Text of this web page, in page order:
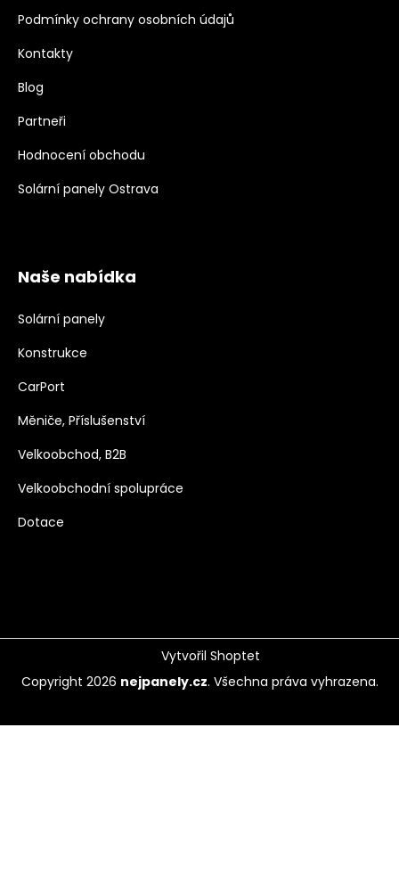
Podmínky ochrany osobních údajů
Kontakty
Blog
Partneři
Hodnocení obchodu
Solární panely Ostrava
Naše nabídka
Solární panely
Konstrukce
CarPort
Měniče, Příslušenství
Velkoobchod, B2B
Velkoobchodní spolupráce
Dotace
Vytvořil Shoptet
Copyright 2026 nejpanely.cz. Všechna práva vyhrazena.